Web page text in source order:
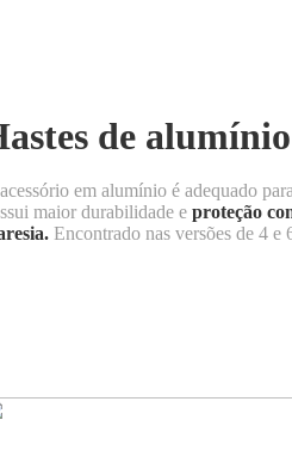
de alumínio
em alumínio é adequado
maior durabilidade e proteção
Encontrado nas versões de 4 e